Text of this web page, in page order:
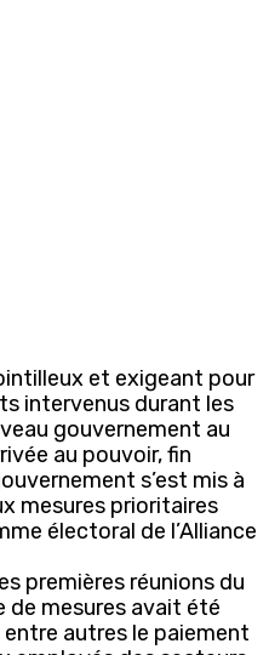
et exigeant pour
intervenus durant les
gouvernement au
au pouvoir, fin
s’est mis à
mesures prioritaires
électoral de l’Alliance
premières réunions du
de mesures avait été
autres le paiement